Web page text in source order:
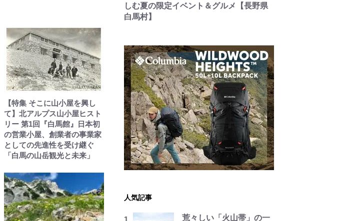
【特集 そこに山小屋を興し
て】北アルプス山小屋ヒスト
リー 第1回『白馬館』日本初
の営業小屋、創業者の事業家
としての先進性を受け継ぐ
「白馬の山岳観光と未来」
しむ夏の限定イベント＆グルメ【長野県
白馬村】
人気記事
荒々しい「火山帯」の一